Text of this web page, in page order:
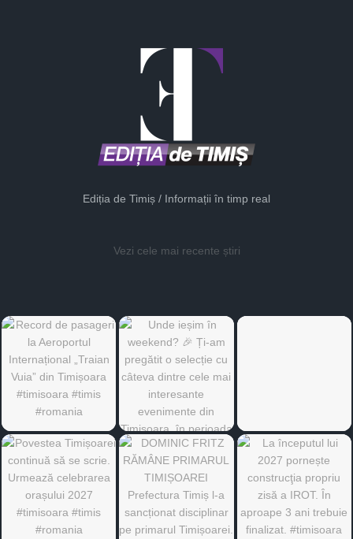
Ediția de Timiș / Informații în timp real
Vezi cele mai recente știri